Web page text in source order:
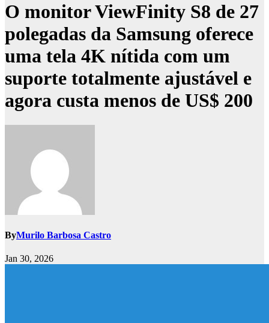
O monitor ViewFinity S8 de 27
polegadas da Samsung oferece
uma tela 4K nítida com um
suporte totalmente ajustável e
agora custa menos de US$ 200
ByMurilo Barbosa Castro
Jan 30, 2026